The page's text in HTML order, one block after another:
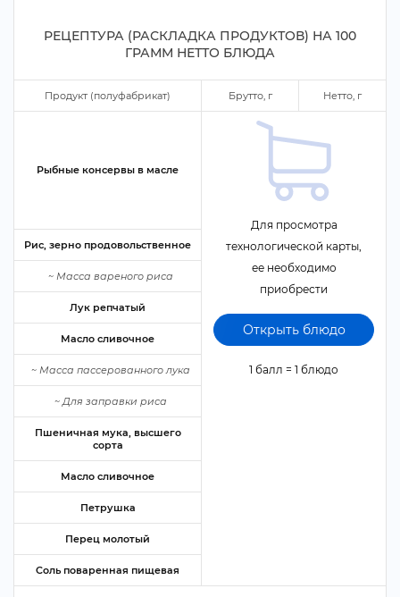
РЕЦЕПТУРА (РАСКЛАДКА ПРОДУКТОВ) НА 100
ГРАММ НЕТТО БЛЮДА
Продукт (полуфабрикат) Брутто, Нетто,
Рыбные консервы в масле
Для просмотра
технологической карты,
ее необходимо
приобрести
Открыть блюдо
1 балл = 1 блюдо
Рис, зерно продовольственное
~ Масса вареного риса
Лук репчатый
Масло сливочное
~ Масса пассерованного лука
~Для заправки риса
Пшеничная мука, высшего
сорта
Масло сливочное
Петрушка
Перец молотый
Соль поваренная пищевая